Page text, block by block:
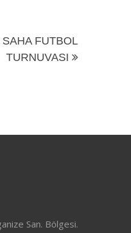
FUTBOL
TURNUVASI
San. Bölgesi.